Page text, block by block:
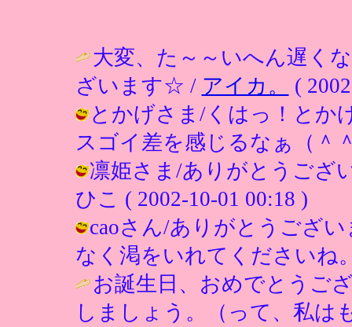
大変、た～～いへん遅く
ざいます☆ / アイカ。
(
とかげさま/くはっ！とか
スゴイ差を感じるなぁ（＾
凛姫さま/ありがとうござ
ひこ ( 2002-10-01 00:18 )
caoさん/ありがとうござ
なく渇をいれてくださいね
お誕生日、おめでとうご
しましょう。（って、私は